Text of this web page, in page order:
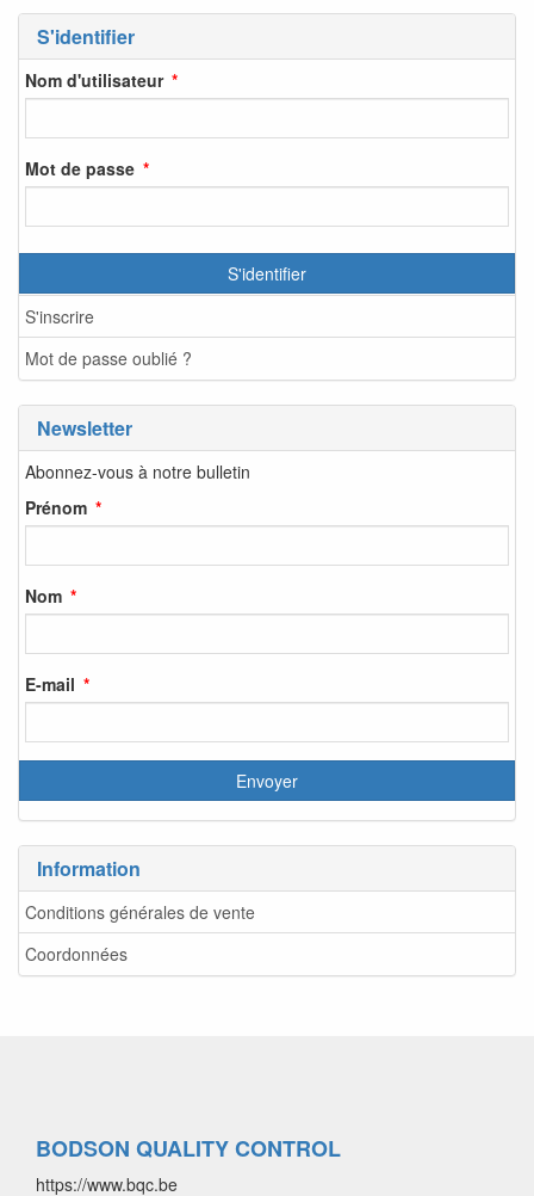
S'identifier
Nom d'utilisateur
Mot de passe
S'identifier
S'inscrire
Mot de passe oublié ?
Newsletter
Abonnez-vous à notre bulletin
Prénom
Nom
E-mail
Information
Conditions générales de vente
Coordonnées
BODSON QUALITY CONTROL
https://www.bqc.be